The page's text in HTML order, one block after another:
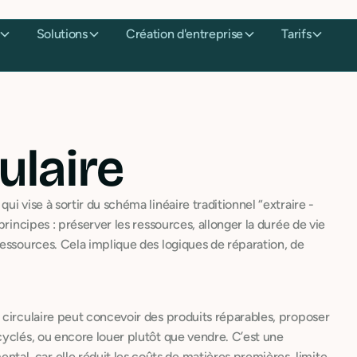
Solutions Création d'entreprise Tarifs
vise à sortir du schéma linéaire traditionnel “extraire -
: préserver les ressources, allonger la durée de vie
Cela implique des logiques de réparation, de
peut concevoir des produits réparables, proposer
ou encore louer plutôt que vendre. C’est une